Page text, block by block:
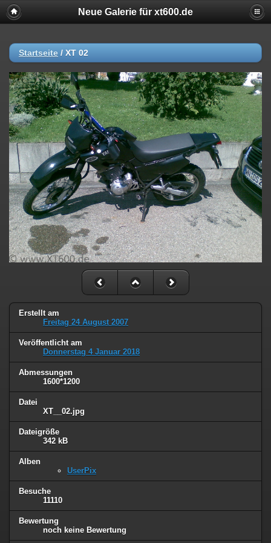
Neue Galerie für xt600.de
Startseite / XT 02
Erstellt am
Freitag 24 August 2007
Veröffentlicht am
Donnerstag 4 Januar 2018
Abmessungen
1600*1200
Datei
XT__02.jpg
Dateigröße
342 kB
Alben
UserPix
Besuche
11110
Bewertung
noch keine Bewertung